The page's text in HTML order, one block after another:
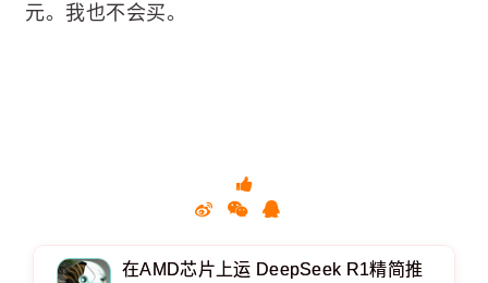
元。我也不会买。
在AMD芯片上运 DeepSeek R1精简推